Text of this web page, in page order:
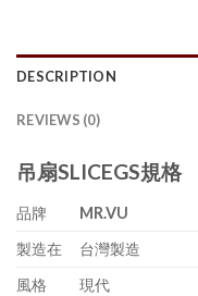
DESCRIPTION
REVIEWS (0)
吊扇SLICEGS規格
品牌
MR.VU
製造在
台灣製造
風格
現代